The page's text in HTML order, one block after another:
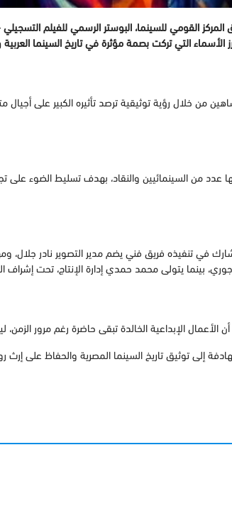
التي تركت بصمة مؤثرة في تاريخ السينما العربية
من خلال رؤية توثيقية ترصد تأثيره الكبير على أجيال
من السينمائيين والنقاد، بهدف تسليط الضوء على
في تنفيذه فريق فني يضم مدير التصوير نادر جلال،
بينما يتولى محمد حمدي إدارة الإنتاج، تحت إشراف
الأعمال الإبداعية الخالدة تبقى حاضرة رغم مرور
إلى توثيق تاريخ السينما المصرية والحفاظ على إرث